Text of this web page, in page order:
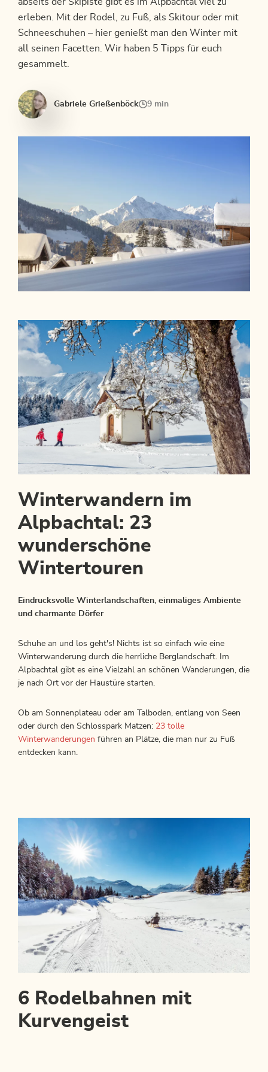
erleben. Mit der Rodel, zu Fuß, als Skitour oder mit
Schneeschuhen – hier genießt man den Winter mit
all seinen Facetten. Wir haben 5 Tipps für euch
gesammelt.
Gabriele Grießenböck 9 min
Winterwandern im
Alpbachtal: 23
wunderschöne
Wintertouren
Eindrucksvolle Winterlandschaften, einmaliges Ambiente
und charmante Dörfer
Schuhe an und los geht's! Nichts ist so einfach wie eine
Winterwanderung durch die herrliche Berglandschaft. Im
Alpbachtal gibt es eine Vielzahl an schönen Wanderungen, die
je nach Ort vor der Haustüre starten.
Ob am Sonnenplateau oder am Talboden, entlang von Seen
oder durch den Schlosspark Matzen: 23 tolle
Winterwanderungen führen an Plätze, die man nur zu Fuß
entdecken kann.
6 Rodelbahnen mit
Kurvengeist